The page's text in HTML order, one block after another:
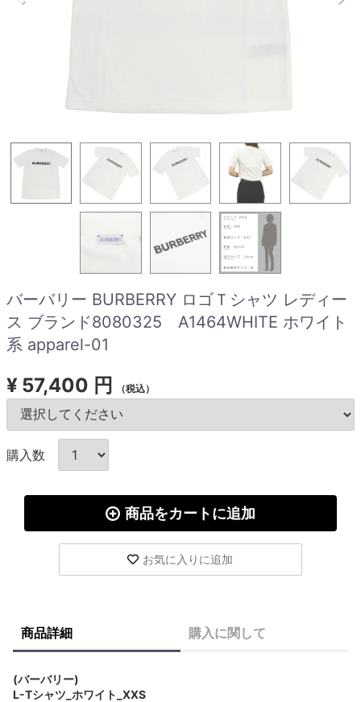
バーバリー BURBERRY ロゴＴシャツ レディー
ス ブランド8080325 A1464WHITE ホワイト
系 apparel-01
¥ 57,400 円 （税込）
購入数
商品をカートに追加
お気に入りに追加
商品詳細 購入に関して
(バーバリー)
L-Tシャツ_ホワイト_XXS